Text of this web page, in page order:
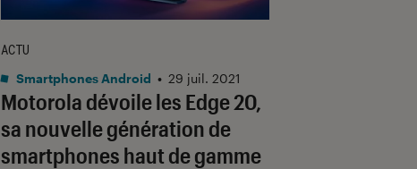
Motorola dévoile les Edge 20,
sa nouvelle génération de
smartphones haut de gamme
ACTU
Smartphones Android • 29 juil. 2021